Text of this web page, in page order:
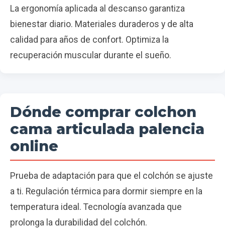
La ergonomía aplicada al descanso garantiza
bienestar diario. Materiales duraderos y de alta
calidad para años de confort. Optimiza la
recuperación muscular durante el sueño.
Dónde comprar colchon
cama articulada palencia
online
Prueba de adaptación para que el colchón se ajuste
a ti. Regulación térmica para dormir siempre en la
temperatura ideal. Tecnología avanzada que
prolonga la durabilidad del colchón.